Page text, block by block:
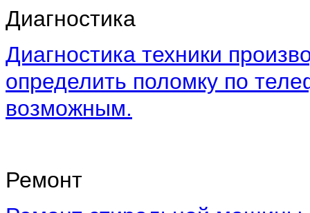
Диагностика
Диагностика техники
определить поломку по
возможным.
Ремонт